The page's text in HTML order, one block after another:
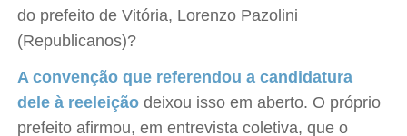
do prefeito de Vitória, Lorenzo Pazolini
(Republicanos)?
A convenção que referendou a candidatura
dele à reeleição deixou isso em aberto. O próprio
prefeito afirmou, em entrevista coletiva, que o